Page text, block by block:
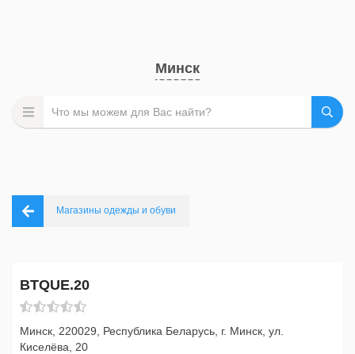
Минск
Магазины одежды и обуви
BTQUE.20
Минск, 220029, Республика Беларусь, г. Минск, ул.
Киселёва, 20